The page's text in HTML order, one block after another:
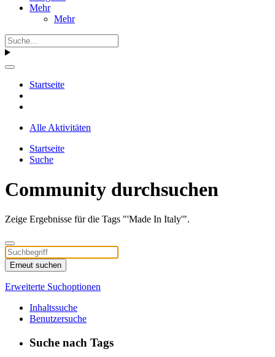
Mehr
Mehr
Startseite
Alle Aktivitäten
Startseite
Suche
Community durchsuchen
Zeige Ergebnisse für die Tags "'Made In Italy'".
Erneut suchen
Erweiterte Suchoptionen
Inhaltssuche
Benutzersuche
Suche nach Tags